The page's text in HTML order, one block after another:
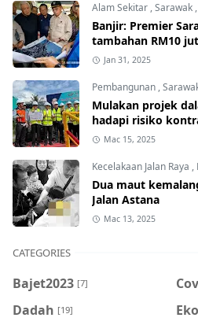
Alam Sekitar ,Sarawak ,
Banjir: Premier
tambahan RM10
Jan 31, 2025
Pembangunan ,
Mulakan projek
hadapi risiko
Mac 15, 2025
Kecelakaan Jalan Raya ,
Dua maut
Jalan Astana
Mac 13, 2025
CATEGORIES
Bajet2023 [7]
Dadah [19]